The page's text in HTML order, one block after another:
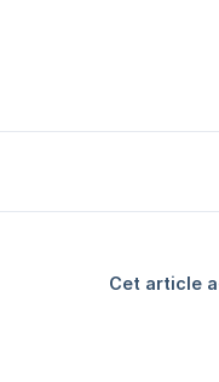
Cet article